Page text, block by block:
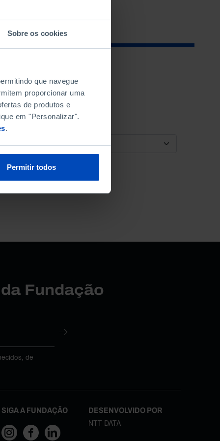
Sobre os cookies
que navegue
proporcionar uma
de produtos e
em "Personalizar".
.
Permitir todos
ORDENAR POR
Fundação
de
SIGA A FUNDAÇÃO DESENVOLVIDO POR
NTT DATA